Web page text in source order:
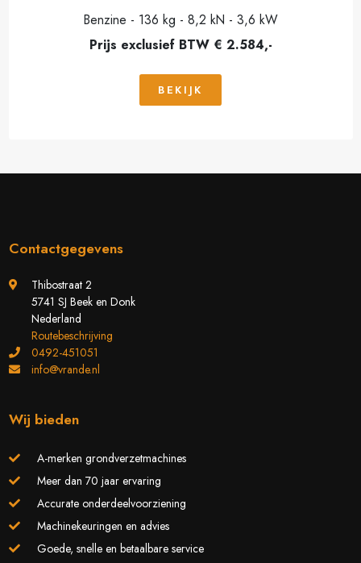
Benzine - 136 kg - 8,2 kN - 3,6 kW
Prijs exclusief BTW € 2.584,-
BEKIJK
Contactgegevens
Thibostraat 2
5741 SJ Beek en Donk
Nederland
Routebeschrijving
0492-451051
info@vrande.nl
Wij bieden
A-merken grondverzetmachines
Meer dan 70 jaar ervaring
Accurate onderdeelvoorziening
Machinekeuringen en advies
Goede, snelle en betaalbare service